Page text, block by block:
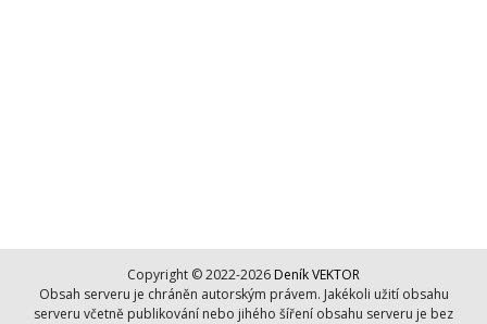
Copyright © 2022-2026 Deník VEKTOR
Obsah serveru je chráněn autorským právem. Jakékoli užití obsahu
serveru včetně publikování nebo jihého šíření obsahu serveru je bez